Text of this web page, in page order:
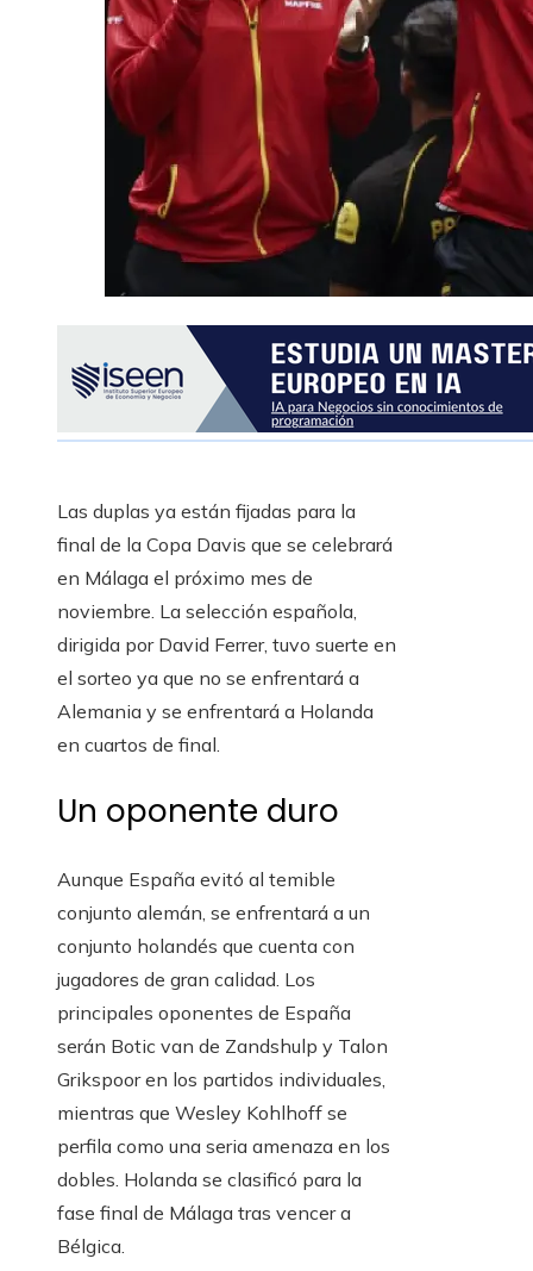
Las duplas ya están fijadas para la
final de la Copa Davis que se celebrará
en Málaga el próximo mes de
noviembre. La selección española,
dirigida por David Ferrer, tuvo suerte en
el sorteo ya que no se enfrentará a
Alemania y se enfrentará a Holanda
en cuartos de final.
Un oponente duro
Aunque España evitó al temible
conjunto alemán, se enfrentará a un
conjunto holandés que cuenta con
jugadores de gran calidad. Los
principales oponentes de España
serán Botic van de Zandshulp y Talon
Grikspoor en los partidos individuales,
mientras que Wesley Kohlhoff se
perfila como una seria amenaza en los
dobles. Holanda se clasificó para la
fase final de Málaga tras vencer a
Bélgica.